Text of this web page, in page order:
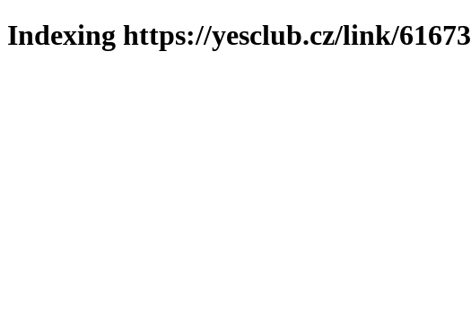
Indexing https://yesclub.cz/link/61673